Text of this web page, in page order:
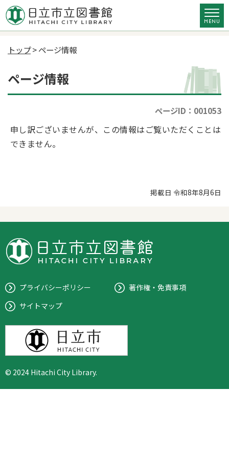
トップ> ページ情報
ページ情報
ページID：001053
申し訳ございませんが、この情報はご覧いただくことは
できません。
掲載日 令和8年8月6日
プライバシーポリシー
著作権・免責事項
サイトマップ
© 2024 Hitachi City Library.